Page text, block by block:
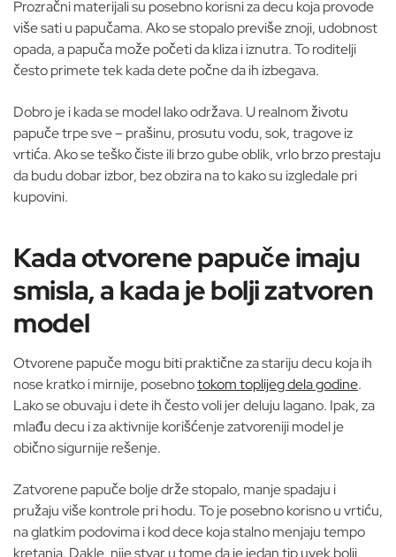
Prozračni materijali su posebno korisni za decu koja provode
više sati u papučama. Ako se stopalo previše znoji, udobnost
opada, a papuča može početi da kliza i iznutra. To roditelji
često primete tek kada dete počne da ih izbegava.
Dobro je i kada se model lako održava. U realnom životu
papuče trpe sve – prašinu, prosutu vodu, sok, tragove iz
vrtića. Ako se teško čiste ili brzo gube oblik, vrlo brzo prestaju
da budu dobar izbor, bez obzira na to kako su izgledale pri
kupovini.
Kada otvorene papuče imaju
smisla, a kada je bolji zatvoren
model
Otvorene papuče mogu biti praktične za stariju decu koja ih
nose kratko i mirnije, posebnotokom toplijeg dela godine.
Lako se obuvaju i dete ih često voli jer deluju lagano. Ipak, za
mlađu decu i za aktivnije korišćenje zatvoreniji model je
obično sigurnije rešenje.
Zatvorene papuče bolje drže stopalo, manje spadaju i
pružaju više kontrole pri hodu. To je posebno korisno u vrtiću,
na glatkim podovima i kod dece koja stalno menjaju tempo
kretanja. Dakle, nije stvar u tome da je jedan tip uvek bolji,